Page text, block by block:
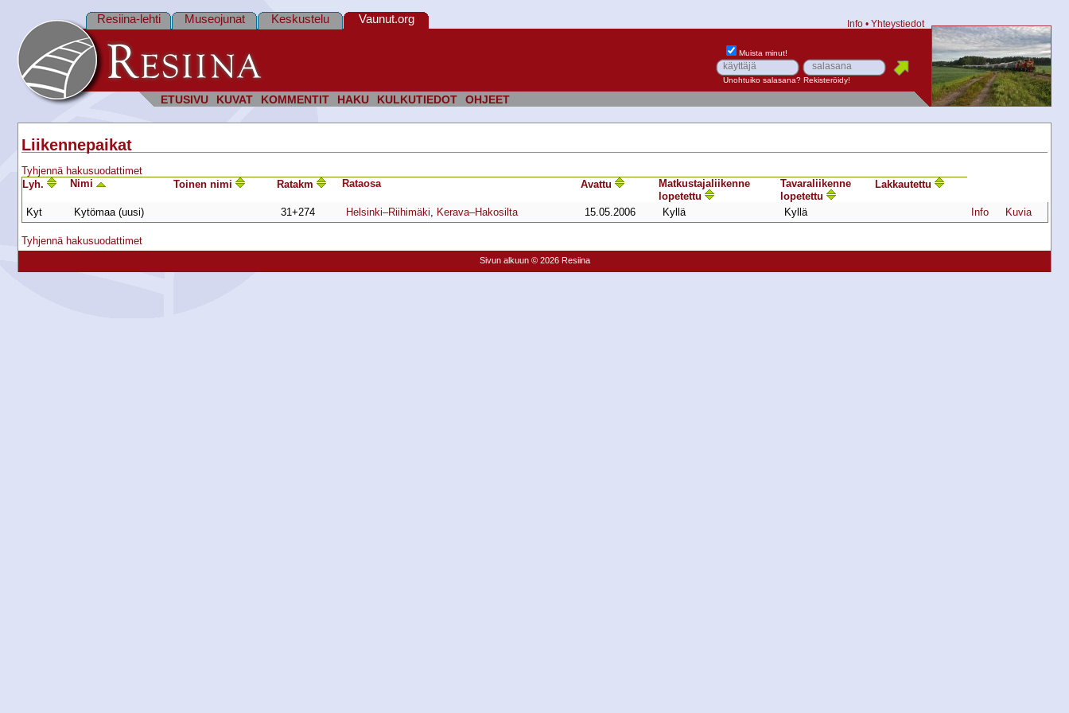
ETUSIVU KUVAT KOMMENTIT HAKU KULKUTIEDOT OHJEET
Resiina-lehti Museojunat Keskustelu Vaunut.org Info • Yhteystiedot
Muista minut!
Unohtuiko salasana? Rekisteröidy!
Liikennepaikat
Tyhjennä hakusuodattimet
Lyh.
Nimi Toinen nimi Ratakm Rata­osa Avattu
Matkustaja­liikenne
lopetettu
Tavara­liikenne
lopetettu
Lakkautettu
Kyt Kytömaa (uusi) 31+274 Helsinki–Riihimäki, Kerava–Hakosilta 15.05.2006 Kyllä Kyllä Info Kuvia
Tyhjennä hakusuodattimet
Sivun alkuun © 2026 Resiina